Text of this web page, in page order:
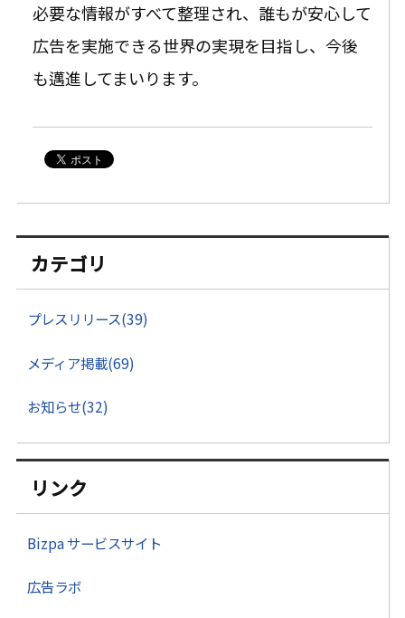
必要な情報がすべて整理され、誰もが安心して
広告を実施できる世界の実現を目指し、今後
も邁進してまいります。
カテゴリ
プレスリリース(39)
メディア掲載(69)
お知らせ(32)
リンク
Bizpa サービスサイト
広告ラボ